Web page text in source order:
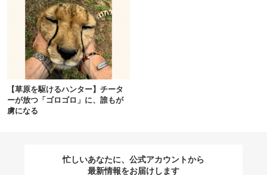
【草原を駆けるハンター】チータ
ーが放つ「ゴロゴロ」に、誰もが
虜になる
忙しいあなたに、公式アカウントから
最新情報をお届けします
pecodogs
いぬ部をフォロー
アプリをダウンロードする